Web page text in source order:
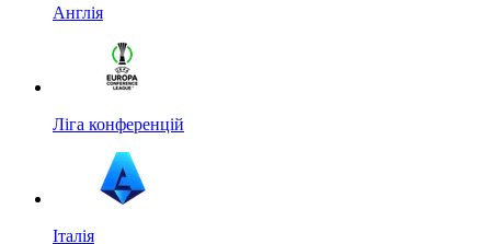
Англія
Ліга конференцій
Італія